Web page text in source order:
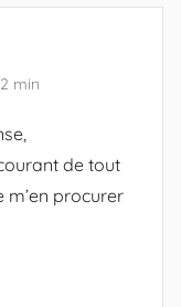
min
de tout
m’en procurer